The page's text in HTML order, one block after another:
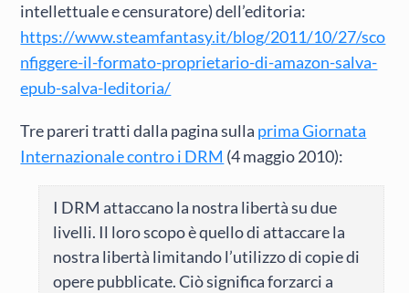
intellettuale e censuratore) dell’editoria:
https://www.steamfantasy.it/blog/2011/10/27/sco
nfiggere-il-formato-proprietario-di-amazon-salva-
epub-salva-leditoria/
Tre pareri tratti dalla pagina sulla prima Giornata
Internazionale contro i DRM (4 maggio 2010):
I DRM attaccano la nostra libertà su due
livelli. Il loro scopo è quello di attaccare la
nostra libertà limitando l’utilizzo di copie di
opere pubblicate. Ciò significa forzarci a